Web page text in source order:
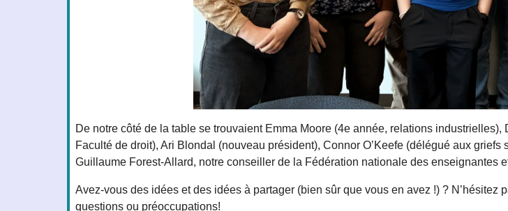
De notre côté de la table se trouvaient Emma Moore (4e année, relations
Faculté de droit), Ari Blondal (nouveau président), Connor O’Keefe (délégué aux
Guillaume Forest-Allard, notre conseiller de la Fédération nationale des enseignantes
Avez-vous des idées et des idées à partager (bien sûr que vous en avez !) ? N’hésitez
questions ou préoccupations!